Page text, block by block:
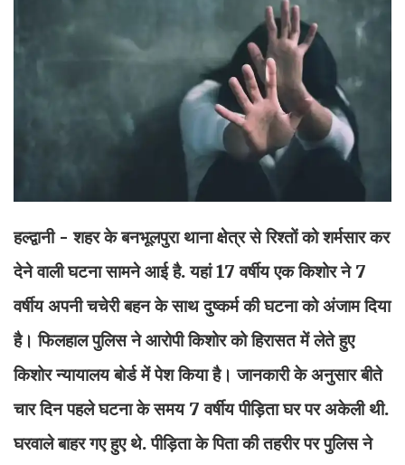
हल्द्वानी - शहर के बनभूलपुरा थाना क्षेत्र से रिश्तों को शर्मसार कर
देने वाली घटना सामने आई है. यहां 17 वर्षीय एक किशोर ने 7
वर्षीय अपनी चचेरी बहन के साथ दुष्कर्म की घटना को अंजाम दिया
है। फिलहाल पुलिस ने आरोपी किशोर को हिरासत में लेते हुए
किशोर न्यायालय बोर्ड में पेश किया है। जानकारी के अनुसार बीते
चार दिन पहले घटना के समय 7 वर्षीय पीड़िता घर पर अकेली थी.
घरवाले बाहर गए हुए थे. पीड़िता के पिता की तहरीर पर पुलिस ने